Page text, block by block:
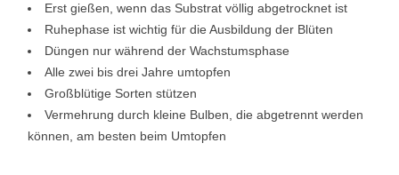
Erst gießen, wenn das Substrat völlig abgetrocknet ist
Ruhephase ist wichtig für die Ausbildung der Blüten
Düngen nur während der Wachstumsphase
Alle zwei bis drei Jahre umtopfen
Großblütige Sorten stützen
Vermehrung durch kleine Bulben, die abgetrennt werden
können, am besten beim Umtopfen